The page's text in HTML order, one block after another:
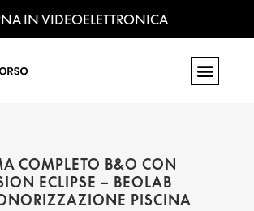
IN VIDEOELETTRONICA
COMPLETO B&O CON
ECLIPSE – BEOLAB
PISCINA